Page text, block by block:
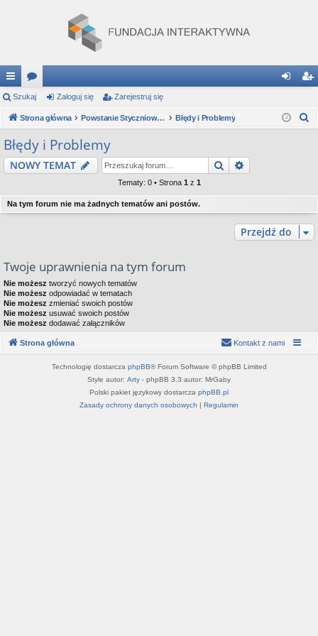
ię
ce
j
…
or
a og ej
ę
Szukaj Zaloguj się Zarejestruj się
Strona główna Powstanie Styczniowe: Gra Strategiczna Błędy i Problemy
j
Błędy i Problemy
NOWY TEMAT Szukaj
Tematy: 0 • Strona 1 z 1
Na tym forum nie ma żadnych tematów ani postów.
Przejdź do
Twoje uprawnienia na tym forum
Nie możesz tworzyć nowych tematów
Nie możesz odpowiadać w tematach
Nie możesz zmieniać swoich postów
Nie możesz usuwać swoich postów
Nie możesz dodawać załączników
Strona główna Kontakt z nami
Technologię dostarcza phpBB® Forum Software © phpBB Limited
Style autor: Arty - phpBB 3.3 autor: MrGaby
Polski pakiet językowy dostarcza phpBB.pl
Zasady ochrony danych osobowych | Regulamin